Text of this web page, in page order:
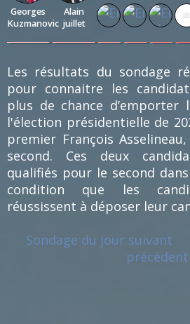
Georges
Kuzmanovic
0.24
Alain
juillet
0.24
0.24
0.24
0.24
(1)
Les résultats du sondage
pour connaitre les
plus de chance
l'élection présidentielle de
premier François
second. Ces deux
qualifiés pour le second
condition que les
réussissent à déposer leur
Sondage du jour suivant
précédent